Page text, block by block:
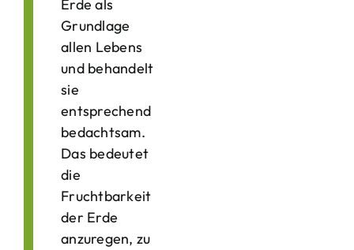
Erde als
Grundlage
allen Lebens
und behandelt
sie
entsprechend
bedachtsam.
Das bedeutet
die
Fruchtbarkeit
der Erde
anzuregen, zu